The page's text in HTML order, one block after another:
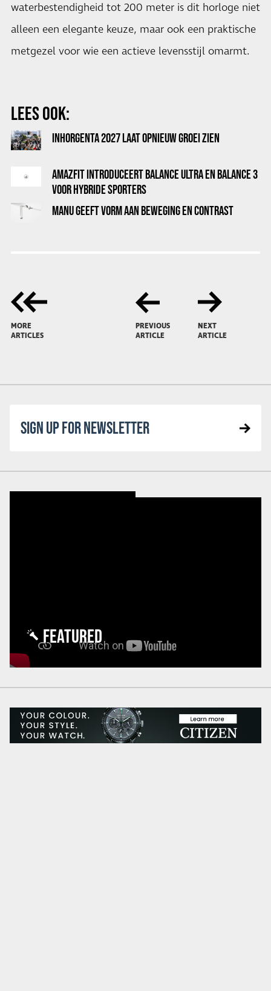
waterbestendigheid tot 200 meter is dit horloge niet
alleen een elegante keuze, maar ook een praktische
metgezel voor wie een actieve levensstijl omarmt.
LEES OOK:
INHORGENTA 2027 LAAT OPNIEUW GROEI ZIEN
AMAZFIT INTRODUCEERT BALANCE ULTRA EN BALANCE 3
VOOR HYBRIDE SPORTERS
MANU GEEFT VORM AAN BEWEGING EN CONTRAST
MORE
ARTICLES
PREVIOUS
ARTICLE
NEXT
ARTICLE
SIGN UP FOR NEWSLETTER
FEATURED